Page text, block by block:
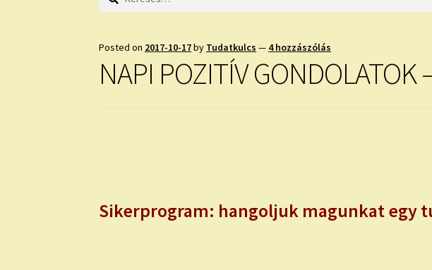
Posted on 2017-10-17by Tudatkulcs — 4 hozzászólás
NAPI POZITÍV GONDOLATOK
Sikerprogram: hangoljuk magunkat egy